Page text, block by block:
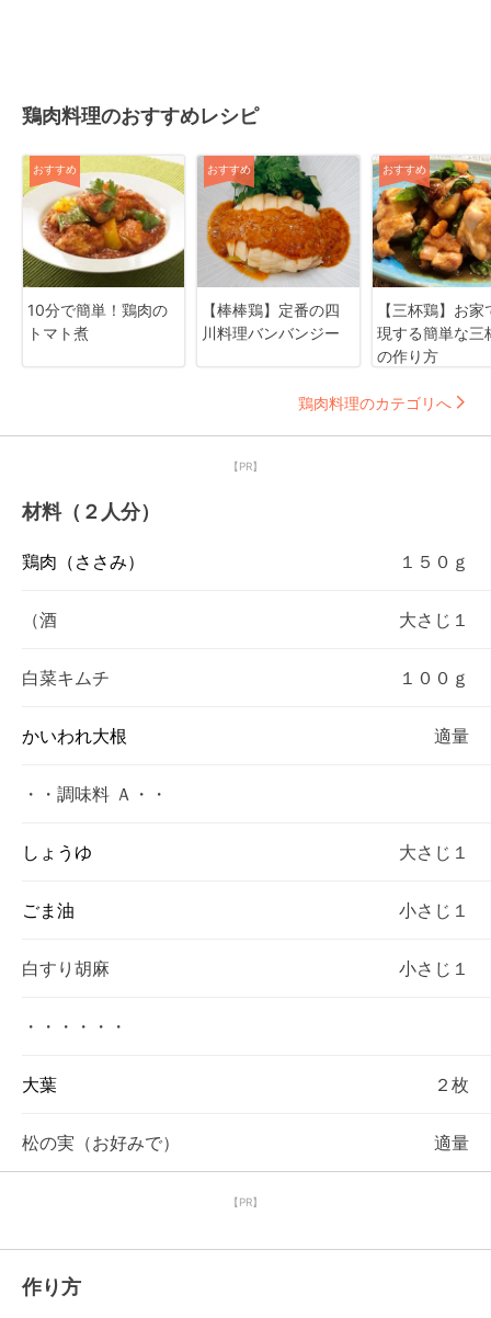
鶏肉料理のおすすめレシピ
おすすめ
10分で簡単！鶏肉の
トマト煮
おすすめ
【棒棒鶏】定番の四
川料理バンバンジー
おすすめ
【三杯鶏】お家
現する簡単な三
の作り方
鶏肉料理のカテゴリへ
【PR】
材料（２人分）
鶏肉（ささみ） １５０ｇ
（酒 大さじ１
白菜キムチ １００ｇ
かいわれ大根 適量
・・調味料 Ａ・・
しょうゆ 大さじ１
ごま油 小さじ１
白すり胡麻 小さじ１
・・・・・・
大葉 ２枚
松の実（お好みで） 適量
【PR】
作り方